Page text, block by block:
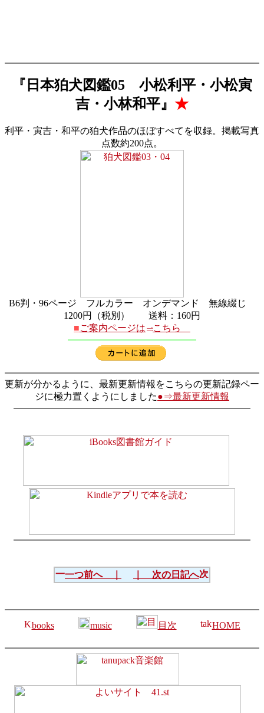
『日本狛犬図鑑05 小松利平・小松寅
吉・小林和平』 ★
利平・寅吉・和平の狛犬作品のほぼすべてを収録。掲載写真
点数約200点。
B6判・96ページ フルカラー オンデマンド 無線綴じ
1200円（税別） 送料：160円
■ご案内ページは こちら
更新が分かるように、最新更新情報をこちらの更新記録ペー
ジに極力置くようにしました●⇒最新更新情報
一つ前へ ｜ ｜ 次の日記へ
books music 目次 HOME